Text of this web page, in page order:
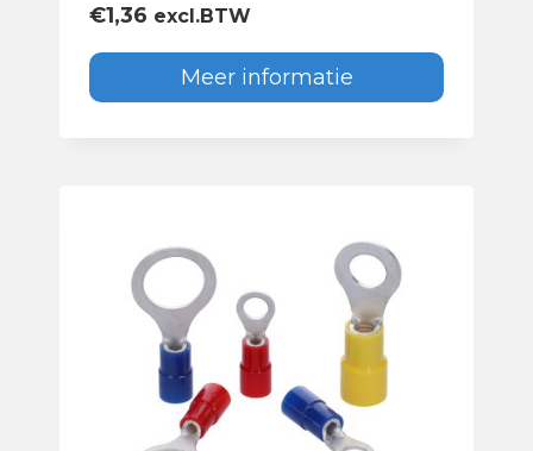
€1,36 excl.BTW
Meer informatie